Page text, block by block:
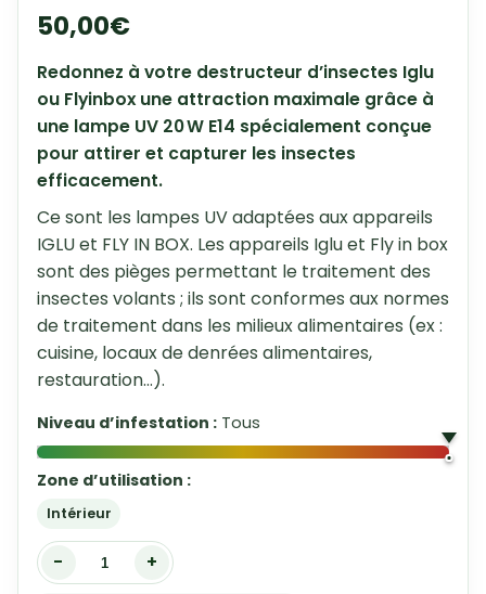
50,00€
Redonnez à votre destructeur d’insectes Iglu
ou Flyinbox une attraction maximale grâce à
une lampe UV 20 W E14 spécialement conçue
pour attirer et capturer les insectes
efficacement.
Ce sont les lampes UV adaptées aux appareils
IGLU et FLY IN BOX. Les appareils Iglu et Fly in box
sont des pièges permettant le traitement des
insectes volants ; ils sont conformes aux normes
de traitement dans les milieux alimentaires (ex :
cuisine, locaux de denrées alimentaires,
restauration…).
Niveau d’infestation :Tous
Zone d’utilisation :
Intérieur
- +